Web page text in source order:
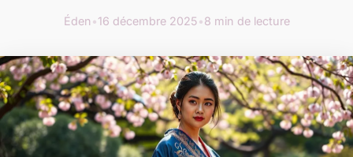
Éden•16 décembre 2025•8 min de lecture